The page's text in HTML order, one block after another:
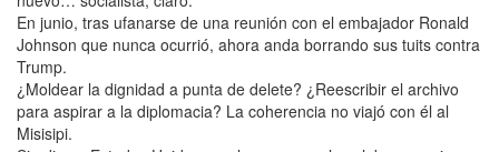
En junio, tras ufanarse de una reunión con el embajador Ronald
Johnson que nunca ocurrió, ahora anda borrando sus tuits contra
Trump.
¿Moldear la dignidad a punta de delete? ¿Reescribir el archivo
para aspirar a la diplomacia? La coherencia no viajó con él al
Misisipi.